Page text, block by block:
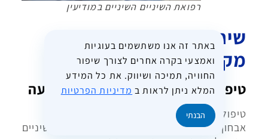
רפואת השיניים השיניים במודיעין
שירותי רפואת שיניים
מקיפים במודיעין
טיפולי שיניים בסיסיים וטיפולי מניעה
טיפול שיניים מקצועי מתחיל בבסיס – מניעה,
אבחון מוקדם וטיפולים בסיסיים. במרפאות השיניים
באתר זה אנו משתשמים בעוגיות
ואמצעי בקרה אחרים לצורך שיפור
החוויה, תמיכה ושיווק. את כל המידע
המלא ניתן לראות ב מדיניות הפרטיות
הבנתי